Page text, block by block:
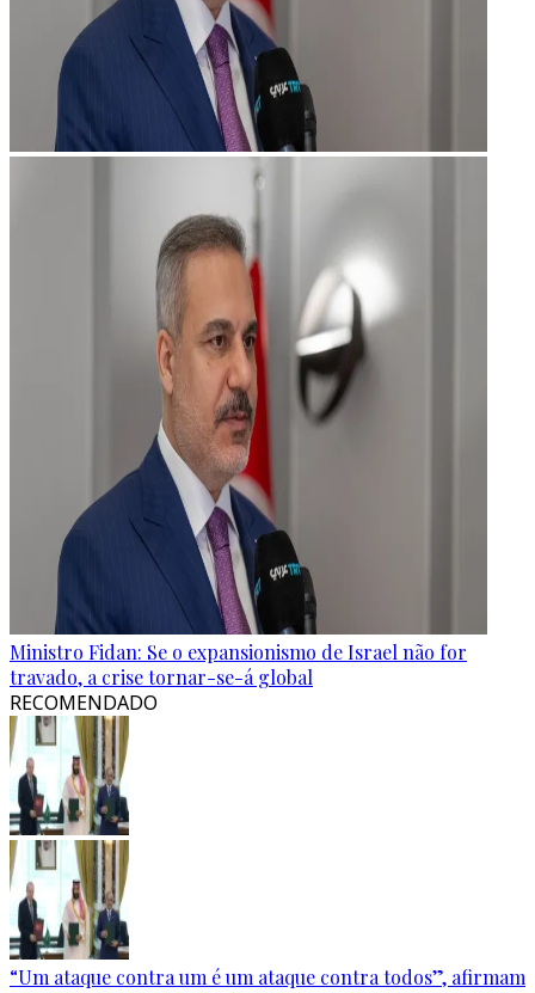
Ministro Fidan: Se o expansionismo de Israel não for
travado, a crise tornar-se-á global
RECOMENDADO
“Um ataque contra um é um ataque contra todos”, afirmam